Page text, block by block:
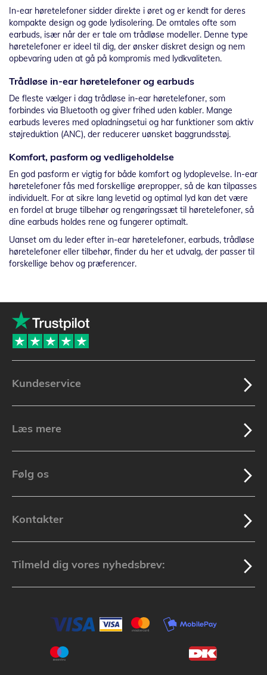
In-ear høretelefoner sidder direkte i øret og er kendt for deres
kompakte design og gode lydisolering. De omtales ofte som
earbuds, især når der er tale om trådløse modeller. Denne type
høretelefoner er ideel til dig, der ønsker diskret design og nem
opbevaring uden at gå på kompromis med lydkvaliteten.
Trådløse in-ear høretelefoner og earbuds
De fleste vælger i dag trådløse in-ear høretelefoner, som
forbindes via Bluetooth og giver frihed uden kabler. Mange
earbuds leveres med opladningsetui og har funktioner som aktiv
støjreduktion (ANC), der reducerer uønsket baggrundsstøj.
Komfort, pasform og vedligeholdelse
En god pasform er vigtig for både komfort og lydoplevelse. In-ear
høretelefoner fås med forskellige ørepropper, så de kan tilpasses
individuelt. For at sikre lang levetid og optimal lyd kan det være
en fordel at bruge tilbehør og rengøringssæt til høretelefoner, så
dine earbuds holdes rene og fungerer optimalt.
Uanset om du leder efter in-ear høretelefoner, earbuds, trådløse
høretelefoner eller tilbehør, finder du her et udvalg, der passer til
forskellige behov og præferencer.
Kundeservice
Læs mere
Følg os
Kontakter
Tilmeld dig vores nyhedsbrev: